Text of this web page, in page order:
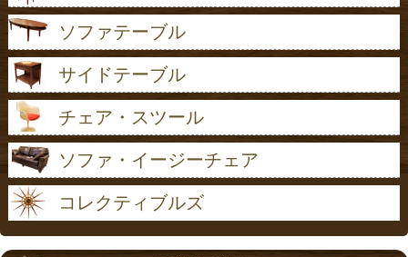
ソファテーブル
サイドテーブル
チェア・スツール
ソファ・イージーチェア
コレクティブルズ